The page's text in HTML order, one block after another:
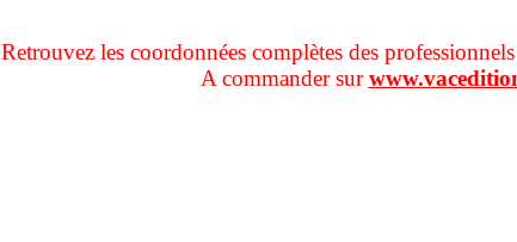
Retrouvez les coordonnées complètes des
A commander sur